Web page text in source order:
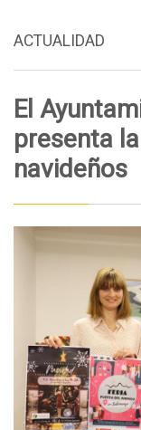
ACTUALIDAD
El
presenta
navideños